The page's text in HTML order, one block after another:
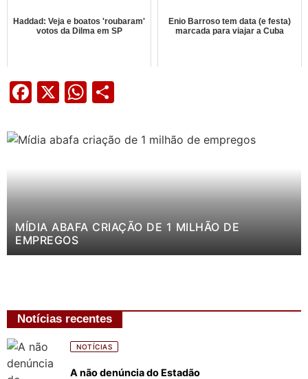
Haddad: Veja e boatos 'roubaram'
votos da Dilma em SP
Enio Barroso tem data (e festa)
marcada para viajar a Cuba
Facebook
X WhatsApp
MÍDIA ABAFA CRIAÇÃO DE 1 MILHÃO DE
EMPREGOS
Notícias recentes
NOTÍCIAS
A não denúncia do Estadão